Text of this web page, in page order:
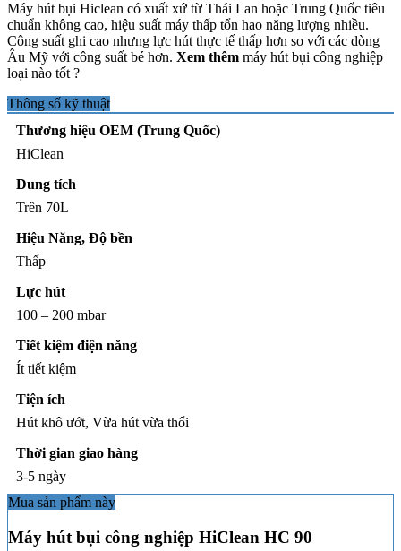
Máy hút bụi Hiclean có xuất xứ từ Thái Lan hoặc Trung Quốc tiêu
chuẩn không cao, hiệu suất máy thấp tổn hao năng lượng nhiều.
Công suất ghi cao nhưng lực hút thực tế thấp hơn so với các dòng
Âu Mỹ với công suất bé hơn. Xem thêm máy hút bụi công nghiệp
loại nào tốt ?
Thông số kỹ thuật
Thương hiệu OEM (Trung Quốc)
HiClean
Dung tích
Trên 70L
Hiệu Năng, Độ bền
Thấp
Lực hút
100 – 200 mbar
Tiết kiệm điện năng
Ít tiết kiệm
Tiện ích
Hút khô ướt, Vừa hút vừa thổi
Thời gian giao hàng
3-5 ngày
Mua sản phẩm này
Máy hút bụi công nghiệp HiClean HC 90